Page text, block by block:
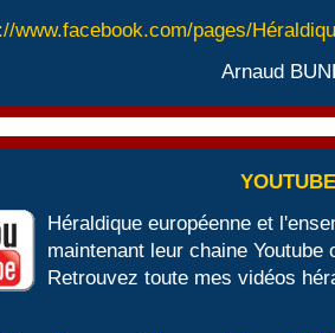
www.facebook.com/pages/
Arnaud
Héraldique européenne et
maintenant leur chaine Youtube
Retrouvez toute mes vidéos